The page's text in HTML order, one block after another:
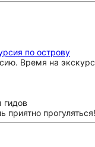
по острову
Время на
гидов